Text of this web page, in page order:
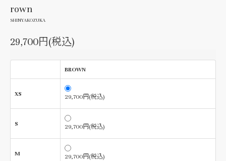
rown
SHINYAKOZUKA
29,700円(税込)
BROWN
XS 29,700円(税込)
S 29,700円(税込)
M 29,700円(税込)